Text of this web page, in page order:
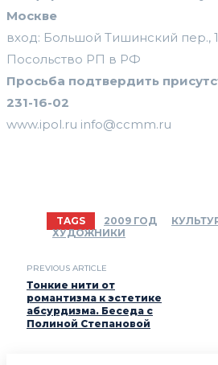
Москве
вход: Большой Тишинский пер.,
Посольство РП в РФ
Просьба подтвердить
231-16-02
www.ipol.ru info@ccmm.ru
TAGS 2009 ГОД
ХУДОЖНИКИ
PREVIOUS ARTICLE
Тонкие нити от
романтизма к эстетике
абсурдизма. Беседа с
Полиной Степановой